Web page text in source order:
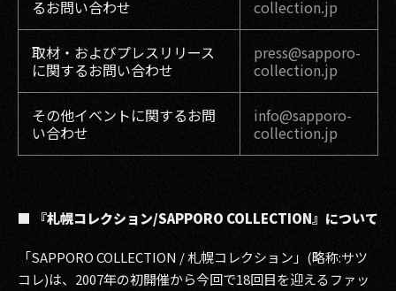
るお問い合わせ
collection.jp
取材・およびプレスリリース
に関するお問い合わせ
press@sapporo-
collection.jp
その他イベントに関するお問
い合わせ
info@sapporo-
collection.jp
■ 『札幌コレクション/SAPPORO COLLECTION』について
「SAPPORO COLLECTION / 札幌コレクション」(略称:サツ
コレ)は、2007年の初開催から今回で18回目を迎えるファッ